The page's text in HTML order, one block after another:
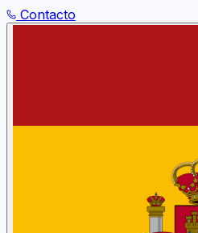
Contacto